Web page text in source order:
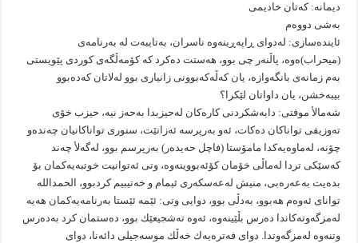
دیمانه‌: كه‌تان خادیمی
به‌شی دووه‌م
ئاینده‌سازى: له‌دواى ڕاپه‌ڕینه‌وه‌ ناسران، به‌تایبه‌ت له‌ به‌رنامه‌ى
(میحراب)ه‌وه‌، پاڵنه‌ر چى بوو، هه‌ستت ده‌كرد كه‌ كۆمه‌ڵگه‌ى كوردى پێویستى
به‌م زمانه‌ى بانگه‌وازه‌، یان كه‌ڵه‌كه‌بوونى زانیارى بوو له‌لاتان كه‌ده‌بوو
بیبه‌خشن، یان داواتان لێكرا؟
شه‌مالأ موفتى: دابه‌شكردنى كاره‌كان له‌حیزبدا به‌حه‌ز نیه‌، حیزب خۆى
ته‌وزیفى تواناكان ده‌كات، ئه‌و به‌رپرسه‌ ئه‌زانێت، سنورى تواناكانیان چه‌نده‌و
چۆنه‌، له‌ماوه‌یه‌كدا مامۆستا (فاچل حه‌یده‌ر) به‌رپرسم بوو، له‌گه‌لأ چه‌ند
كه‌سێكى تردا له‌ماڵى خۆمان كۆئه‌بووینه‌وه‌، وتى ئه‌توانیت خوتبه‌یه‌كمان بۆ
بده‌یت به‌عه‌ره‌بى، منیش له‌عه‌سكه‌رى ئیمام و خه‌تیبیم كردبوو، الحمدالله
تواناى ئه‌وه‌م هه‌بوو، به‌دڵى بوو، دوایى وتى: ئێمه‌ ئێستا به‌رنامه‌یه‌كمان هه‌یه‌
له‌مزگه‌وته‌كاندا ده‌رس بڵێینه‌وه‌، ئه‌وه‌ ته‌شجیعێك بوو، ده‌ستمان كرد به‌ده‌رس
وتنه‌وه‌ له‌مزگه‌وتدا. دواى فه‌تره‌یه‌ك خه‌ڵك موسه‌جیلى دائه‌نا، دواى